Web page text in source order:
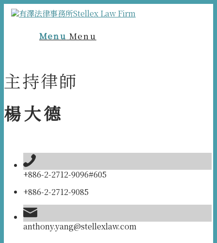
Menu Menu
主持律師
楊大德
+886-2-2712-9096#605
+886-2-2712-9085
anthony.yang@stellexlaw.com